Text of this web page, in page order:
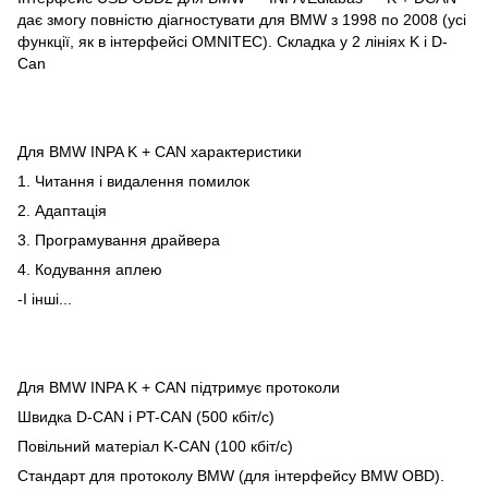
дає змогу повністю діагностувати для BMW з 1998 по 2008 (усі
функції, як в інтерфейсі OMNITEC). Складка у 2 лініях K і D-
Can
Для BMW INPA K + CAN характеристики
1. Читання і видалення помилок
2. Адаптація
3. Програмування драйвера
4. Кодування аплею
-І інші...
Для BMW INPA K + CAN підтримує протоколи
Швидка D-CAN і PT-CAN (500 кбіт/с)
Повільний матеріал K-CAN (100 кбіт/с)
Стандарт для протоколу BMW (для інтерфейсу BMW OBD).